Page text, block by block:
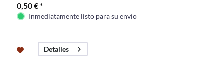
0,50 € *
Inmediatamente listo para su envío
Detalles